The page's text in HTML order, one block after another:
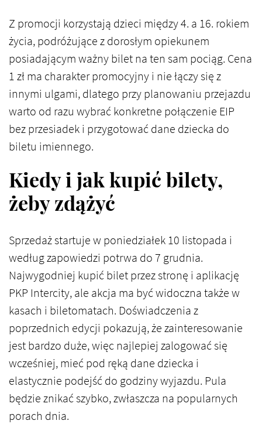
Z promocji korzystają dzieci między 4. a 16. rokiem
życia, podróżujące z dorosłym opiekunem
posiadającym ważny bilet na ten sam pociąg. Cena
1 zł ma charakter promocyjny i nie łączy się z
innymi ulgami, dlatego przy planowaniu przejazdu
warto od razu wybrać konkretne połączenie EIP
bez przesiadek i przygotować dane dziecka do
biletu imiennego.
Kiedy i jak kupić bilety,
żeby zdążyć
Sprzedaż startuje w poniedziałek 10 listopada i
według zapowiedzi potrwa do 7 grudnia.
Najwygodniej kupić bilet przez stronę i aplikację
PKP Intercity, ale akcja ma być widoczna także w
kasach i biletomatach. Doświadczenia z
poprzednich edycji pokazują, że zainteresowanie
jest bardzo duże, więc najlepiej zalogować się
wcześniej, mieć pod ręką dane dziecka i
elastycznie podejść do godziny wyjazdu. Pula
będzie znikać szybko, zwłaszcza na popularnych
porach dnia.